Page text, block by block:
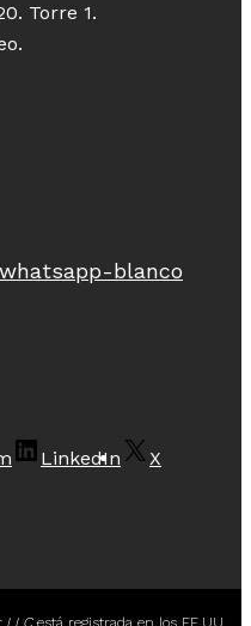
Torre 1.
LinkedIn
X
LLCestá registrada en los EE.UU.